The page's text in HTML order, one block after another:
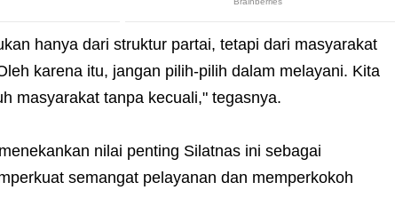
hanya dari struktur partai, tetapi dari masyarakat
karena itu, jangan pilih-pilih dalam melayani. Kita
masyarakat tanpa kecuali," tegasnya.
nilai penting Silatnas ini sebagai
semangat pelayanan dan memperkokoh